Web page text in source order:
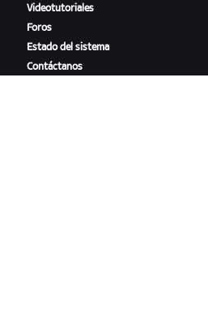
Videotutoriales
Foros
Estado del sistema
Contáctanos